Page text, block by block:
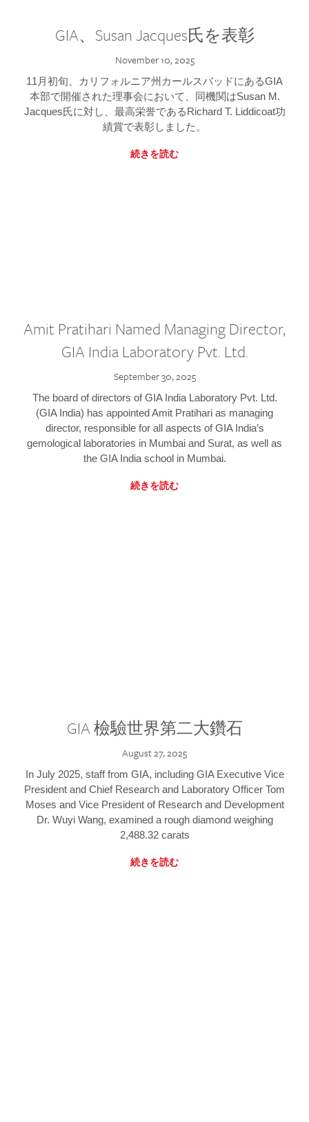
GIA、Susan Jacques氏を表彰
November 10, 2025
11月初旬、カリフォルニア州カールスバッドにあるGIA
本部で開催された理事会において、同機関はSusan M.
Jacques氏に対し、最高栄誉であるRichard T. Liddicoat功
績賞で表彰しました。
続きを読む
Amit Pratihari Named Managing Director,
GIA India Laboratory Pvt. Ltd.
September 30, 2025
The board of directors of GIA India Laboratory Pvt. Ltd.
(GIA India) has appointed Amit Pratihari as managing
director, responsible for all aspects of GIA India’s
gemological laboratories in Mumbai and Surat, as well as
the GIA India school in Mumbai.
続きを読む
GIA 檢驗世界第二大鑽石
August 27, 2025
In July 2025, staff from GIA, including GIA Executive Vice
President and Chief Research and Laboratory Officer Tom
Moses and Vice President of Research and Development
Dr. Wuyi Wang, examined a rough diamond weighing
2,488.32 carats
続きを読む